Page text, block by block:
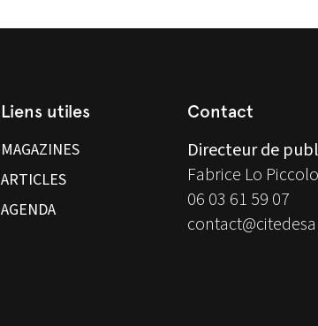
Liens utiles
MAGAZINES
ARTICLES
AGENDA
Contact
Directeur de
Fabrice Lo Piccolo
06 03 61 59 07